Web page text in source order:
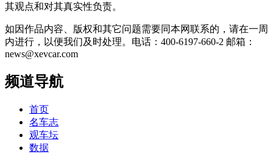
其观点和对其真实性负责。
如因作品内容、版权和其它问题需要同本网联系的，请在一周
内进行，以便我们及时处理。电话：400-6197-660-2 邮箱：
news@xevcar.com
频道导航
首页
名车志
观车坛
数据